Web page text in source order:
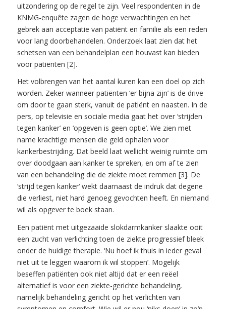
uitzondering op de regel te zijn. Veel respondenten in de
KNMG-enquête zagen de hoge verwachtingen en het
gebrek aan acceptatie van patiënt en familie als een reden
voor lang doorbehandelen. Onderzoek laat zien dat het
schetsen van een behandelplan een houvast kan bieden
voor patiënten [2].
Het volbrengen van het aantal kuren kan een doel op zich
worden. Zeker wanneer patiënten ‘er bijna zijn’ is de drive
om door te gaan sterk, vanuit de patiënt en naasten. In de
pers, op televisie en sociale media gaat het over ‘strijden
tegen kanker’ en ‘opgeven is geen optie’. We zien met
name krachtige mensen die geld ophalen voor
kankerbestrijding. Dat beeld laat wellicht weinig ruimte om
over doodgaan aan kanker te spreken, en om af te zien
van een behandeling die de ziekte moet remmen [3]. De
‘strijd tegen kanker‘ wekt daarnaast de indruk dat degene
die verliest, niet hard genoeg gevochten heeft. En niemand
wil als opgever te boek staan.
Een patiënt met uitgezaaide slokdarmkanker slaakte ooit
een zucht van verlichting toen de ziekte progressief bleek
onder de huidige therapie. ‘Nu hoef ik thuis in ieder geval
niet uit te leggen waarom ik wil stoppen’. Mogelijk
beseffen patiënten ook niet altijd dat er een reëel
alternatief is voor een ziekte-gerichte behandeling,
namelijk behandeling gericht op het verlichten van